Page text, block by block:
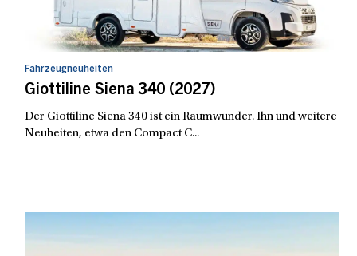
Fahrzeugneuheiten
Giottiline Siena 340 (2027)
Der Giottiline Siena 340 ist ein Raumwunder. Ihn und weitere
Neuheiten, etwa den Compact C...